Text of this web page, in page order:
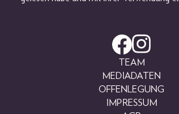
TEAM
MEDIADATEN
OFFENLEGUNG
IMPRESSUM